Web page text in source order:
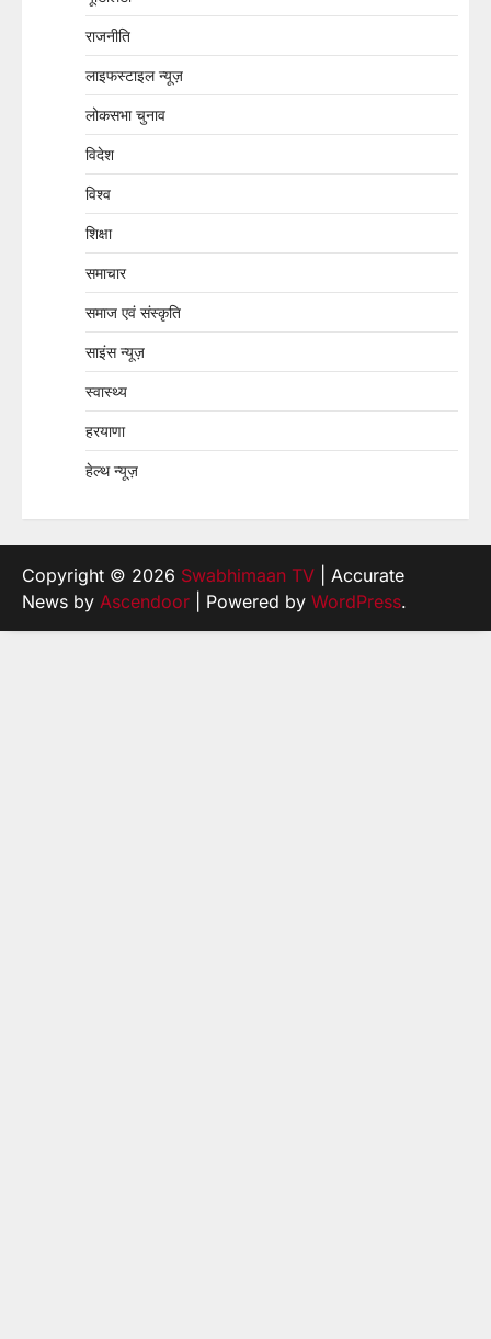
राजनीति
लाइफस्टाइल न्यूज़
लोकसभा चुनाव
विदेश
विश्व
शिक्षा
समाचार
समाज एवं संस्कृति
साइंस न्यूज़
स्वास्थ्य
हरयाणा
हेल्थ न्यूज़
Copyright © 2026 Swabhimaan TV | Accurate
News by Ascendoor | Powered by WordPress.